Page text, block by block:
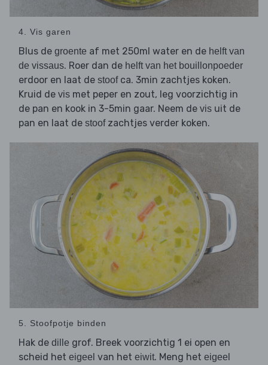
4. Vis garen
Blus de groente af met 250ml water en de helft van
de vissaus. Roer dan de helft van het bouillonpoeder
erdoor en laat de stoofca. 3min zachtjes koken.
Kruid de vis met peper en zout, leg voorzichtig in
de pan en kook in 3-5min gaar. Neem de vis uit de
pan en laat de stoofzachtjes verder koken.
5. Stoofpotje binden
Hak de dille grof. Breek voorzichtig 1 ei open en
scheid het eigeel van het eiwit. Meng het eigeel